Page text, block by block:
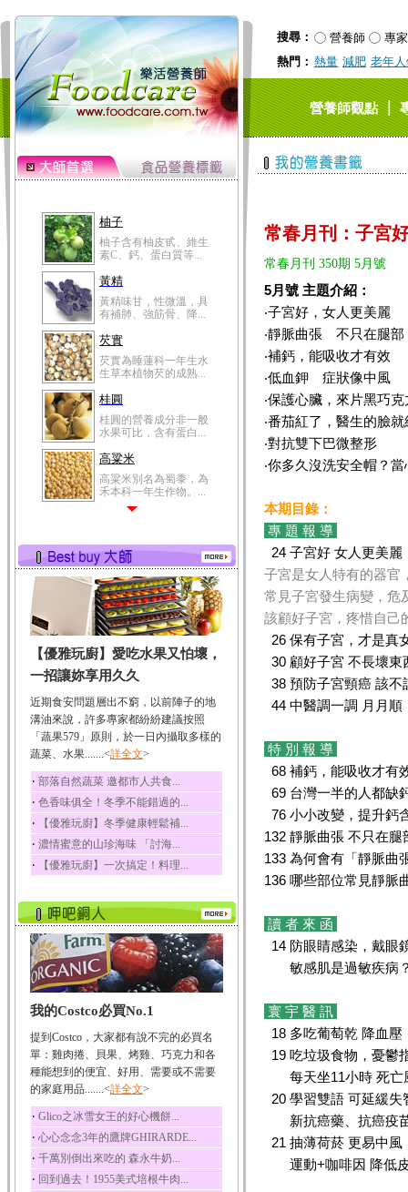
搜尋： 營養師
專家
熱門： 熱量 減肥 老年
營養師觀點｜
有補肺、強筋骨、降...
芡實為睡蓮科一年生水
生草本植物芡的成熟...
桂圓
桂圓的營養成分非一般
高粱米
高粱米別名為蜀黍，為
鯽魚
鯽魚裡所含的營養成分
有蛋白質、脂肪、磷...
鮪魚
鮪魚肚肉中的不飽和脂
肪酸內富含EPA和DH...
韭菜
韭菜所含的膳食纖維能
幫助消化與通便；揮...
冬瓜
冬瓜營養價值高，鈉含
量極低是水腫病人的...
豆豉
豆豉裡頭含有營養的蛋
白質、脂肪、鈣、磷...
蛋白質、脂肪、醣類...
迷迭香
迷迭香 裡頭含有咖啡
酸、迷迭香酸、植物...
咖啡
咖啡中的咖啡因會刺激
中樞神經系統，特別...
椰子
椰子含有糖類、脂肪、
蛋白質、維生素及多...
荔枝
荔枝性質溫和所含的營
養素有醣類、檸檬酸...
五味子
五味子性質溫熱所含營
養成分有揮發油、檸...
草魚
素C、及豐富的蛋白...
【優雅玩廚】愛吃水果又怕壞，
一招讓妳享用久久
近期食安問題層出不窮，以前陣子的地
溝油來說，許多專家都紛紛建議按照
「蔬果579」原則，於一日內攝取多樣的
蔬菜、水果.......<詳全文>
‧ 部落自然蔬菜 邀都市人共食...
‧ 色香味俱全！冬季不能錯過的...
‧ 【優雅玩廚】冬季健康輕鬆補...
‧ 濃情蜜意的山珍海味 「討海...
‧ 【優雅玩廚】一次搞定！料理...
我的Costco必買No.1
提到Costco，大家都有說不完的必買名
單：雞肉捲、貝果、烤雞、巧克力和各
種能想到的便宜、好用、需要或不需要
的家庭用品.......<詳全文>
‧ Glico之冰雪女王的好心機餅...
‧ 心心念念3年的鷹牌GHIRARDE...
‧ 千萬別倒出來吃的 森永牛奶...
‧ 回到過去！1955美式培根牛肉...
常春月刊：子宮
常春月刊 350期 5月號
5月號 主題介紹：
‧子宮好，女人更美麗
‧靜脈曲張 不只在腿部
‧補鈣，能吸收才有效
‧低血鉀 症狀像中風
‧保護心臟，來片黑巧克
‧番茄紅了，醫生的臉
‧對抗雙下巴微整形
‧你多久沒洗安全帽？
本期目錄：
專 題 報 導
24 子宮好 女人更美麗
子宮是女人特有的器官
常見子宮發生病變，危
該顧好子宮，疼惜自己
26 保有子宮，才是真
30 顧好子宮 不長壞東
38 預防子宮頸癌 該不
44 中醫調一調 月月順
特 別 報 導
68 補鈣，能吸收才有
69 台灣一半的人都缺
76 小小改變，提升鈣
132 靜脈曲張 不只在腿
133 為何會有「靜脈曲
136 哪些部位常見靜脈
讀 者 來 函
14 防眼睛感染，戴眼
敏感肌是過敏疾病
寰 宇 醫 訊
18 多吃葡萄乾 降血壓
19 吃垃圾食物，憂鬱
每天坐11小時 死亡
20 學習雙語 可延緩失
新抗癌藥、抗癌疫
21 抽薄荷菸 更易中風
運動+咖啡因 降低